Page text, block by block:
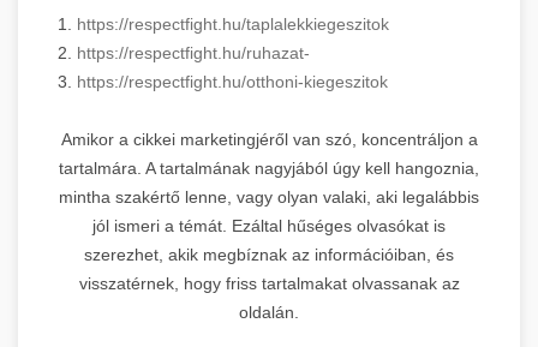
1. https://respectfight.hu/taplalekkiegeszitok
2. https://respectfight.hu/ruhazat-
3. https://respectfight.hu/otthoni-kiegeszitok
Amikor a cikkei marketingjéről van szó, koncentráljon a
tartalmára. A tartalmának nagyjából úgy kell hangoznia,
mintha szakértő lenne, vagy olyan valaki, aki legalábbis
jól ismeri a témát. Ezáltal hűséges olvasókat is
szerezhet, akik megbíznak az információiban, és
visszatérnek, hogy friss tartalmakat olvassanak az
oldalán.